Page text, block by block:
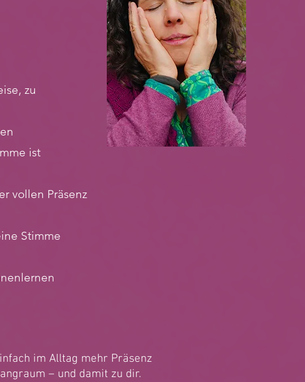
zu
ist
vollen Präsenz
Stimme
im Alltag mehr Präsenz
– und damit zu dir.